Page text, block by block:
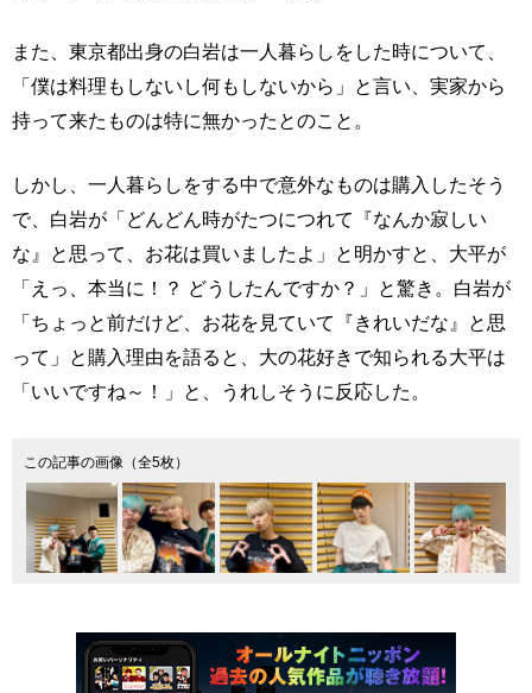
また、東京都出身の白岩は一人暮らしをした時について、
「僕は料理もしないし何もしないから」と言い、実家から
持って来たものは特に無かったとのこと。
しかし、一人暮らしをする中で意外なものは購入したそう
で、白岩が「どんどん時がたつにつれて『なんか寂しい
な』と思って、お花は買いましたよ」と明かすと、大平が
「えっ、本当に！？ どうしたんですか？」と驚き。白岩が
「ちょっと前だけど、お花を見ていて『きれいだな』と思
って」と購入理由を語ると、大の花好きで知られる大平は
「いいですね～！」と、うれしそうに反応した。
この記事の画像（全5枚）